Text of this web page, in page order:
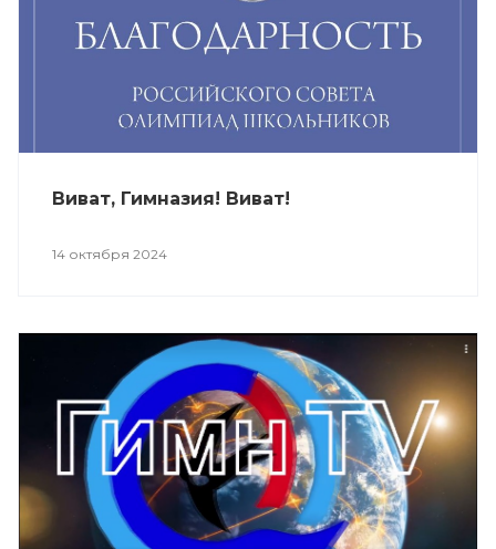
Виват, Гимназия! Виват!
14 октября 2024